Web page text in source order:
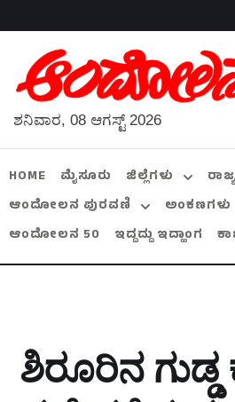
ಶನಿವಾರ, 08 ಆಗಸ್ಟ್ 2026
HOME ಮೈಸೂರು ಜಿಲ್ಲೆಗಳು ರಾಜ್ಯ
ಆಂದೋಲನ ಪುರವಣಿ
ಅಂಕಣಗಳು
ಆಂದೋಲನ 50
ಇದ್ದದ್ದು ಇದ್ಹಾಂಗ
ಶಿರೂರಿನ ಗುಡ್ಡ